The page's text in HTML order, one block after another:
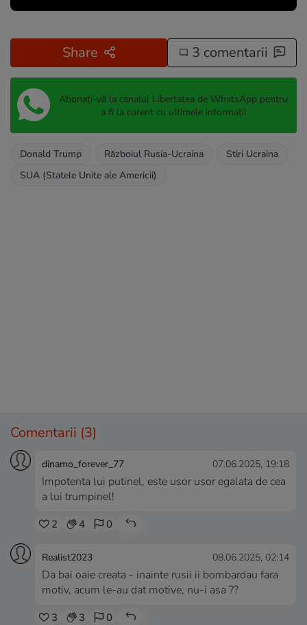
Share 3 comentarii
Abonați-vă la canalul Libertatea de WhatsApp pentru
a fi la curent cu ultimele informații
Donald Trump Războiul Rusia-Ucraina
Stiri Ucraina
SUA (Statele Unite ale Americii)
Comentarii (3)
dinamo_forever_77 07.06.2025, 19:18
Impotenta lui putinel, este usor usor egalata de cea
a lui trumpinel!
2 4 0
Realist2023 08.06.2025, 02:14
Da bai oaie creata - inainte rusii ii bombardau fara
motiv, acum le-au dat motive, nu-i asa ??
3 3 0